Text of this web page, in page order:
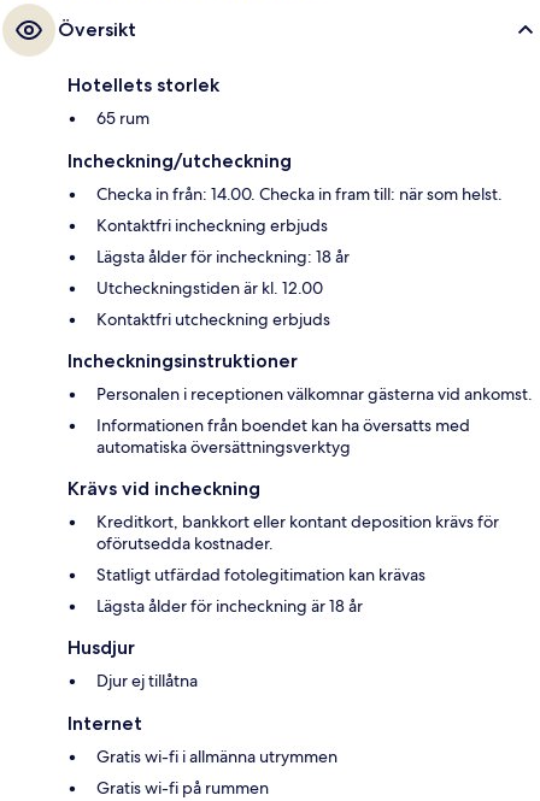
Översikt
Hotellets storlek
65 rum
Incheckning/utcheckning
Checka in från: 14.00. Checka in fram till: när som helst.
Kontaktfri incheckning erbjuds
Lägsta ålder för incheckning: 18 år
Utcheckningstiden är kl. 12.00
Kontaktfri utcheckning erbjuds
Incheckningsinstruktioner
Personalen i receptionen välkomnar gästerna vid ankomst.
Informationen från boendet kan ha översatts med
automatiska översättningsverktyg
Krävs vid incheckning
Kreditkort, bankkort eller kontant deposition krävs för
oförutsedda kostnader.
Statligt utfärdad fotolegitimation kan krävas
Lägsta ålder för incheckning är 18 år
Husdjur
Djur ej tillåtna
Internet
Gratis wi-fi i allmänna utrymmen
Gratis wi-fi på rummen